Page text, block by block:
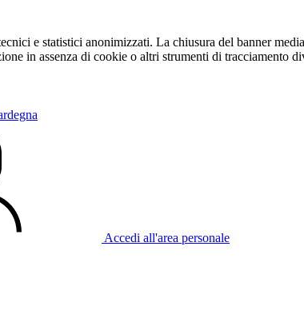
e statistici anonimizzati. La chiusura del banner
in assenza di cookie o altri strumenti di tracciamento
Accedi all'area personale